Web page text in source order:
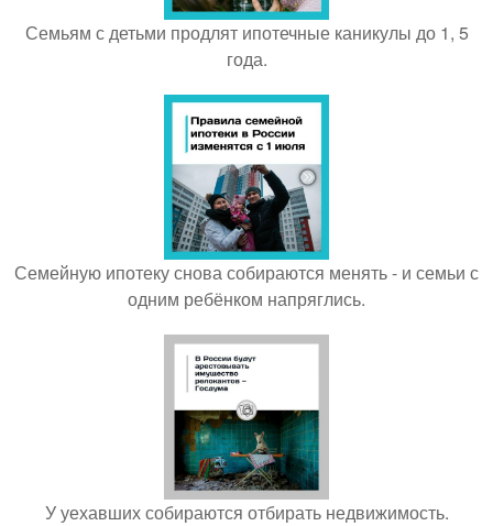
Семьям с детьми продлят ипотечные каникулы до 1, 5
года.
Семейную ипотеку снова собираются менять - и семьи с
одним ребёнком напряглись.
У уехавших собираются отбирать недвижимость.